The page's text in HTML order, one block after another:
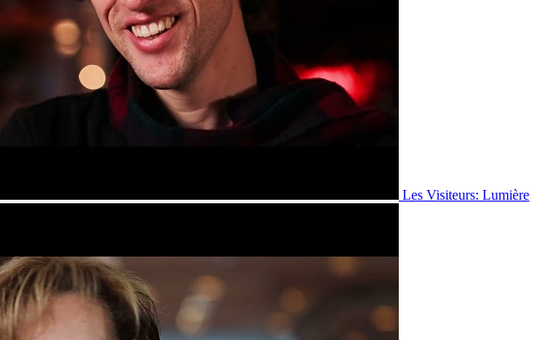
Les Visiteurs: Lumière